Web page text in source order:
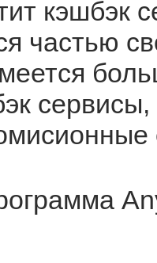
кэшбэк
частью